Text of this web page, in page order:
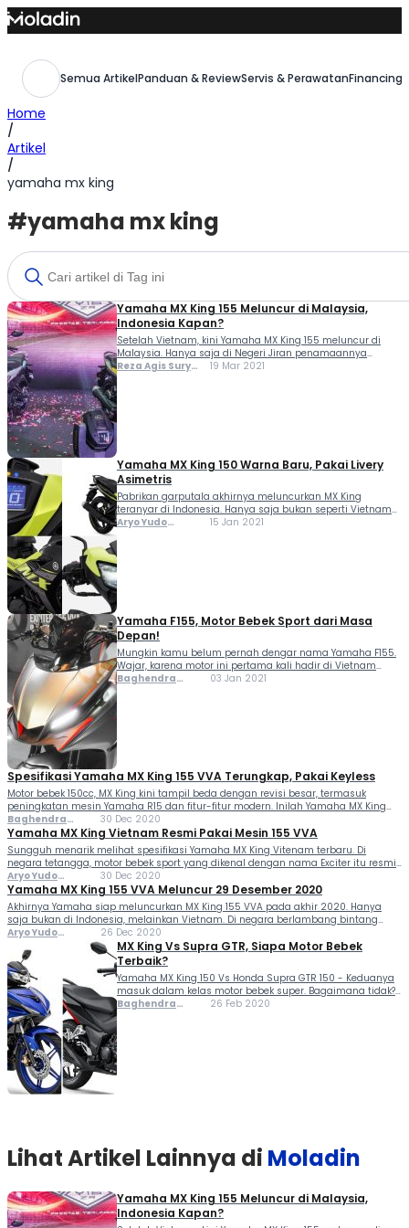
Skip
to
Semua ArtikelPanduan & ReviewServis & Perawatan
Home
/
Artikel
/
yamaha mx king
#yamaha mx king
Yamaha MX King 155 Meluncur di Malaysia,
Indonesia Kapan?
Setelah Vietnam, kini Yamaha MX King 155 meluncur di
Malaysia. Hanya saja di Negeri Jiran penamaannya
adalah Yamaha Y16ZR. Sementara untuk pasar Vietnam
Reza Agis Surya
19 Mar 2021
Yamaha MX King 150 Warna Baru, Pakai Livery
Asimetris
Pabrikan garputala akhirnya meluncurkan MX King
teranyar di Indonesia. Hanya saja bukan seperti Vietnam
yang pakai mesin 155 VVA, melainkan MX King 150 warna
Aryo Yudo
15 Jan 2021
Yamaha F155, Motor Bebek Sport dari Masa
Depan!
Mungkin kamu belum pernah dengar nama Yamaha F155.
Wajar, karena motor ini pertama kali hadir di Vietnam
pada akhir Desember 2020. Hanya saja F155 tidak dijual
Baghendra
03 Jan 2021
Spesifikasi Yamaha MX King 155 VVA Terungkap, Pakai Keyless
Motor bebek 150cc, MX King kini tampil beda dengan revisi besar, termasuk
peningkatan mesin Yamaha R15 dan fitur-fitur modern. Inilah Yamaha MX King
155 VVA. Simak detailnya untuk mengetahui berapa HP dan jumlah gigi yang
dimiliki. Motor bebek 150cc, MX...
Baghendra
Lodra
30 Dec 2020
Yamaha MX King Vietnam Resmi Pakai Mesin 155 VVA
Sungguh menarik melihat spesifikasi Yamaha MX King Vitenam terbaru. Di
negara tetangga, motor bebek sport yang dikenal dengan nama Exciter itu resmi
mendapat mesin serupa dengan R15. Alhasil performanya semakin istimewa.
"Tenaga meningkat 17 persen dibanding versi 150 cc, mampu...
Aryo Yudo
Purwanto Aryo
Yudo Purwanto
30 Dec 2020
Yamaha MX King 155 VVA Meluncur 29 Desember 2020
Akhirnya Yamaha siap meluncurkan MX King 155 VVA pada akhir 2020. Hanya
saja bukan di Indonesia, melainkan Vietnam. Di negara berlambang bintang
tersebut, MX King dikenal dengan nama yang berbeda yaitu Exciter. Peluncuran
motor bebek sport itu berlangsung pada 29...
Aryo Yudo
Yudo Purwanto
26 Dec 2020
MX King Vs Supra GTR, Siapa Motor Bebek
Terbaik?
Yamaha MX King 150 Vs Honda Supra GTR 150 - Keduanya
masuk dalam kelas motor bebek super. Bagaimana tidak?
Sektor mesin sama-sama pakai kapasitas 150 cc yang
Baghendra
26 Feb 2020
Lihat Artikel Lainnya di Moladin
Yamaha MX King 155 Meluncur di Malaysia,
Indonesia Kapan?